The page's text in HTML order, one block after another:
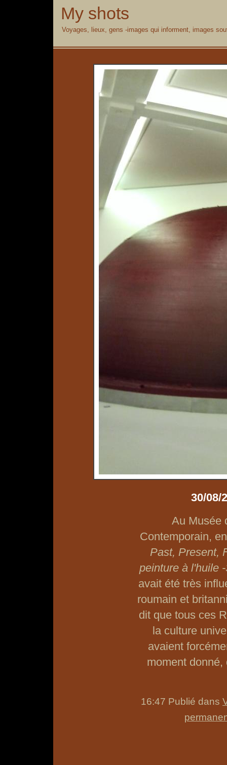
My shots
Voyages, lieux, gens -images qui informent, images
30/08/
Au Musée
Contemporain,
Past, Present,
peinture à l'huile
avait été très
roumain et
dit que tous ces
la culture
avaient
moment
16:47 Publié dans